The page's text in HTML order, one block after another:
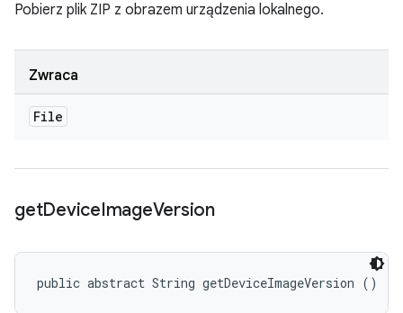
Pobierz plik ZIP z obrazem urządzenia lokalnego.
Zwraca
File
getDeviceImageVersion
public abstract String getDeviceImageVersion ()